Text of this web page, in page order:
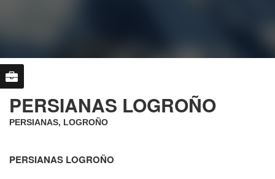
PERSIANAS LOGROÑO
PERSIANAS, LOGROÑO
PERSIANAS LOGROÑO